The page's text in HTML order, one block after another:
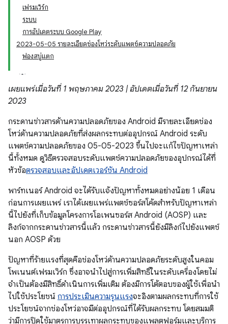
เฟรมเวิร์ก
ระบบ
การอัปเดตระบบ Google Play
2023-05-05 รายละเอียดช่องโหว่ระดับแพตช์ความปลอดภัย
ฟองสบู่แตก
เผยแพร่เมื่อวันที่ 1 พฤษภาคม 2023 | อัปเดตเมื่อวันที่ 12 กันยายน
2023
กระดานข่าวสารด้านความปลอดภัยของ Android มีรายละเอียดช่อง
โหว่ด้านความปลอดภัยที่ส่งผลกระทบต่ออุปกรณ์ Android ระดับ
แพตช์ความปลอดภัยของ 05-05-2023 ขึ้นไปจะแก้ไขปัญหาเหล่า
นี้ทั้งหมด ดูวิธีตรวจสอบระดับแพตช์ความปลอดภัยของอุปกรณ์ได้ที่
หัวข้อตรวจสอบและอัปเดตเวอร์ชัน Android
พาร์ทเนอร์ Android จะได้รับแจ้งปัญหาทั้งหมดอย่างน้อย 1 เดือน
ก่อนการเผยแพร่ เราได้เผยแพร่แพตช์ซอร์สโค้ดสำหรับปัญหาเหล่า
นี้ไปยังที่เก็บข้อมูลโครงการโอเพนซอร์ส Android (AOSP) และ
ลิงก์จากกระดานข่าวสารนี้แล้ว กระดานข่าวสารนี้ยังมีลิงก์ไปยังแพตช์
นอก AOSP ด้วย
ปัญหาที่ร้ายแรงที่สุดคือช่องโหว่ด้านความปลอดภัยระดับสูงในคอม
โพเนนต์เฟรมเวิร์ก ซึ่งอาจนำไปสู่การเพิ่มสิทธิ์ในระดับเครื่องโดยไม่
จำเป็นต้องมีสิทธิ์ดำเนินการเพิ่มเติม ต้องมีการโต้ตอบของผู้ใช้เพื่อนำ
ไปใช้ประโยชน์ การประเมินความรุนแรงจะอิงตามผลกระทบที่การใช้
ประโยชน์จากช่องโหว่อาจมีต่ออุปกรณ์ที่ได้รับผลกระทบ โดยสมมติ
ว่ามีการปิดใช้มาตรการบรรเทาผลกระทบของแพลตฟอร์มและบริการ